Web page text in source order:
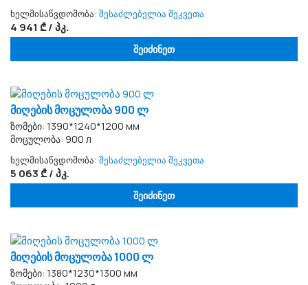
ხელმისაწვდომობა: შესაძლებელია შეკვეთა
4 941 ₾ / პკ.
შეიძინეთ
მიღების მოცულობა 900 ლ
ზომები: 1390*1240*1200 мм
მოცულობა: 900 л
ხელმისაწვდომობა: შესაძლებელია შეკვეთა
5 063 ₾ / პკ.
შეიძინეთ
მიღების მოცულობა 1000 ლ
ზომები: 1380*1230*1300 мм